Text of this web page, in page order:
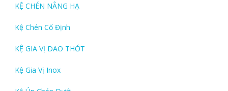
KỆ CHÉN NÂNG HẠ
Kệ Chén Cố Định
KỆ GIA VỊ DAO THỚT
Kệ Gia Vị Inox